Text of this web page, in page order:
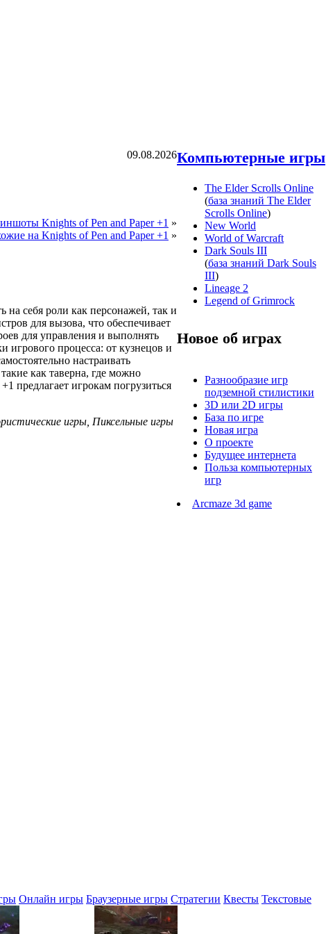
09.08.2026
Knights of Pen and Paper +1 »
на Knights of Pen and Paper +1 »
на себя роли как персонажей, так и
для вызова, что обеспечивает
для управления и выполнять
игрового процесса: от кузнецов и
настраивать
как таверна, где можно
предлагает игрокам погрузиться
игры, Пиксельные игры
Компьютерные игры
The Elder Scrolls Online
(база знаний The Elder
Scrolls Online)
New World
World of Warcraft
Dark Souls III
(база знаний Dark Souls
III)
Lineage 2
Legend of Grimrock
Новое об играх
Разнообразие игр
подземной стилистики
3D или 2D игры
База по игре
Новая игра
О проекте
Будущее интернета
Польза компьютерных
игр
Arcmaze 3d game
Онлайн игры Браузерные игры Стратегии Квесты Текстовые